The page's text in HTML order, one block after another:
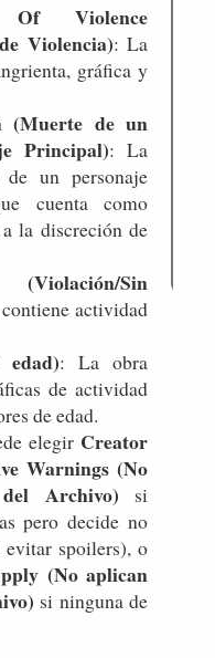
Of Violence
Violencia): La
gráfica y
(Muerte de un
Principal): La
un personaje
cuenta como
la discreción de
Sin
actividad
: La obra
de actividad
de edad.
elegir Creator
Warnings (No
Archivo) si
pero decide no
spoilers), o
(No aplican
si ninguna de